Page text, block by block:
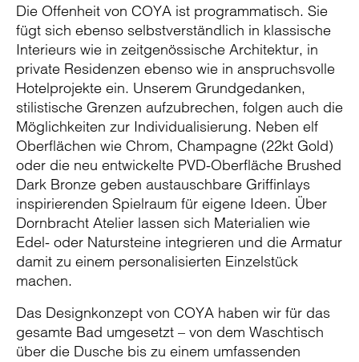
Die Offenheit von COYA ist programmatisch. Sie
fügt sich ebenso selbstverständlich in klassische
Interieurs wie in zeitgenössische Architektur, in
private Residenzen ebenso wie in anspruchsvolle
Hotelprojekte ein. Unserem Grundgedanken,
stilistische Grenzen aufzubrechen, folgen auch die
Möglichkeiten zur Individualisierung. Neben elf
Oberflächen wie Chrom, Champagne (22kt Gold)
oder die neu entwickelte PVD-Oberfläche Brushed
Dark Bronze geben austauschbare Griffinlays
inspirierenden Spielraum für eigene Ideen. Über
Dornbracht Atelier lassen sich Materialien wie
Edel- oder Natursteine integrieren und die Armatur
damit zu einem personalisierten Einzelstück
machen.
Das Designkonzept von COYA haben wir für das
gesamte Bad umgesetzt – von dem Waschtisch
über die Dusche bis zu einem umfassenden